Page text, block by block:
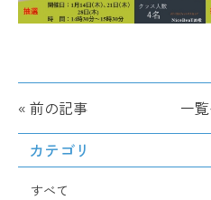
« 前の記事 一
カテゴリ
すべて